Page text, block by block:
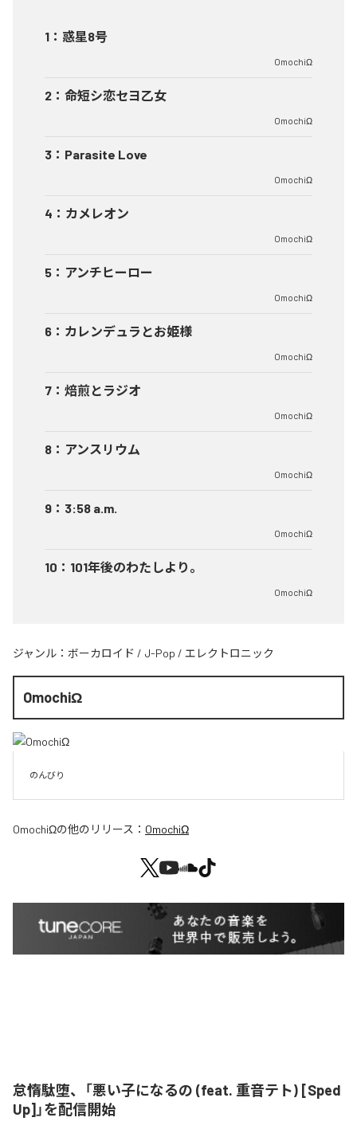
1 ： 惑星8号
OmochiΩ
2 ： 命短シ恋セヨ乙女
OmochiΩ
3 ： Parasite Love
OmochiΩ
4 ： カメレオン
OmochiΩ
5 ： アンチヒーロー
OmochiΩ
6 ： カレンデュラとお姫様
OmochiΩ
7 ： 焙煎とラジオ
OmochiΩ
8 ： アンスリウム
OmochiΩ
9 ： 3:58 a.m.
OmochiΩ
10 ： 101年後のわたしより。
OmochiΩ
ジャンル： ボーカロイド / J-Pop / エレクトロニック
OmochiΩ
のんびり
OmochiΩの他のリリース： OmochiΩ
怠惰駄堕、「悪い子になるの (feat. 重音テト) [Sped
Up]」を配信開始